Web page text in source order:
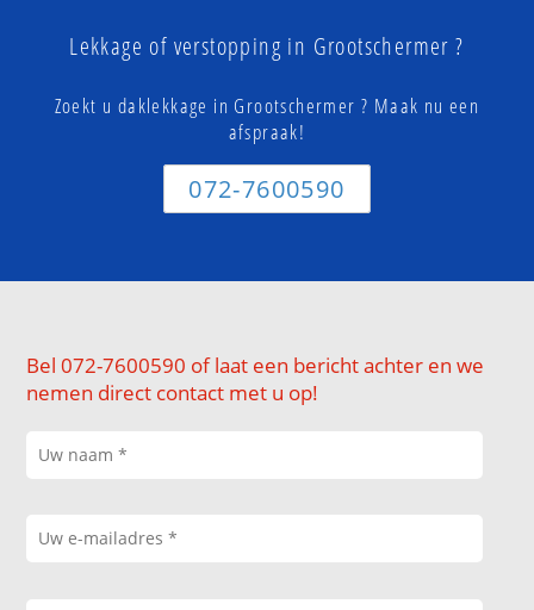
Lekkage of verstopping in Grootschermer ?
Zoekt u daklekkage in Grootschermer ? Maak nu een
afspraak!
072-7600590
Bel 072-7600590 of laat een bericht achter en we
nemen direct contact met u op!